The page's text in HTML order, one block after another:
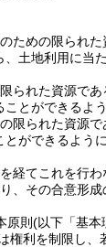
ための限られ
土地利用に当
られた資源で
とができるよ
限られた資源
ができるよう
経てこれを行わ
、その合意形
原則 (以下「基本
権利を制限し、